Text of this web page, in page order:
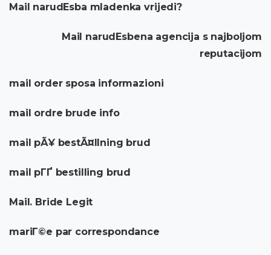
Mail narudЕѕba mladenka vrijedi?
Mail narudЕѕbena agencija s najboljom
reputacijom
mail order sposa informazioni
mail ordre brude info
mail pÃ¥ bestÃ¤llning brud
mail pГҐ bestilling brud
Mail. Bride Legit
mariГ©e par correspondance